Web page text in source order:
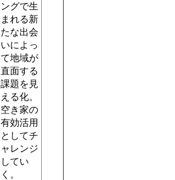
ングで生
まれる新
たな出会
いによっ
て地域が
直面する
課題を見
える化。
空き家の
有効活用
としてチ
ャレンジ
してい
く。